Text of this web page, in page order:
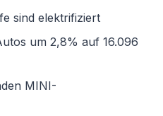
sind elektrifiziert
um 2,8% auf 16.096
MINI-